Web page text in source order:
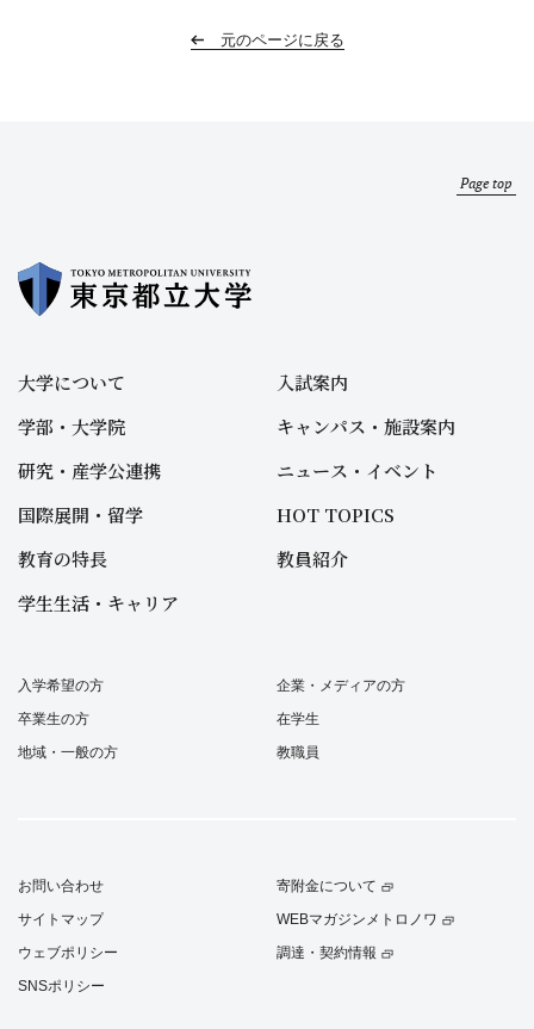
元のページに戻る
Page top
大学について
学部・大学院
研究・産学公連携
国際展開・留学
教育の特長
学生生活・キャリア
入試案内
キャンパス・施設案内
ニュース・イベント
HOT TOPICS
教員紹介
入学希望の方
卒業生の方
地域・一般の方
企業・メディアの方
在学生
教職員
お問い合わせ
サイトマップ
ウェブポリシー
SNSポリシー
寄附金について
WEBマガジンメトロノワ
調達・契約情報